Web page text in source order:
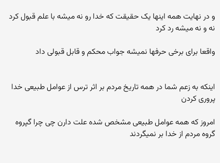
و در نهایت همه اینها یک حقیقت که خدا رو نه میشه با علم قبول کرد
نه و نه میشه رد کرد
واقعا برای برخی حرفها نمیشه جواب محکم و قابل قبولی داد
اینکه به زعم شما در همه تاریخ مردم بر اثر ترس از عوامل طبیعی خدا
پروری کردن
امروز که همه عوامل طبیعی مشخص شده علت دارن چی چرا گپروه
گروه مردم از خدا بر نمیگردند